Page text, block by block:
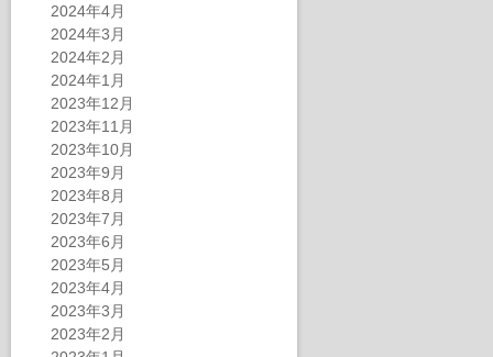
2024年4月
2024年3月
2024年2月
2024年1月
2023年12月
2023年11月
2023年10月
2023年9月
2023年8月
2023年7月
2023年6月
2023年5月
2023年4月
2023年3月
2023年2月